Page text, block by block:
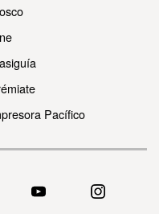
Pacífico